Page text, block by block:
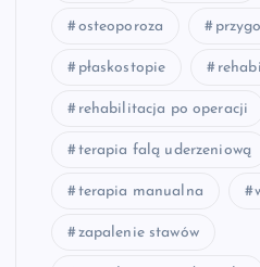
osteoporoza
płaskostopie
rehabilitacja po operacji
terapia falą uderzeniową
terapia manualna
zapalenie stawów